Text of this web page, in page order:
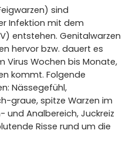
sind
Infektion mit dem
entstehen. Genitalwarzen
hervor bzw. dauert es
Virus Wochen bis Monate,
kommt. Folgende
Nässegefühl,
graue, spitze Warzen im
Analbereich, Juckreiz
Risse rund um die